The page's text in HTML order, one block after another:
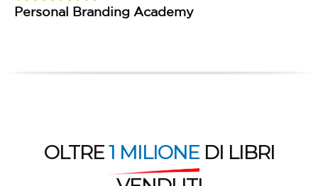
Crea una Vita di Qualita
OLTRE1 MILIONEDI LIBRI